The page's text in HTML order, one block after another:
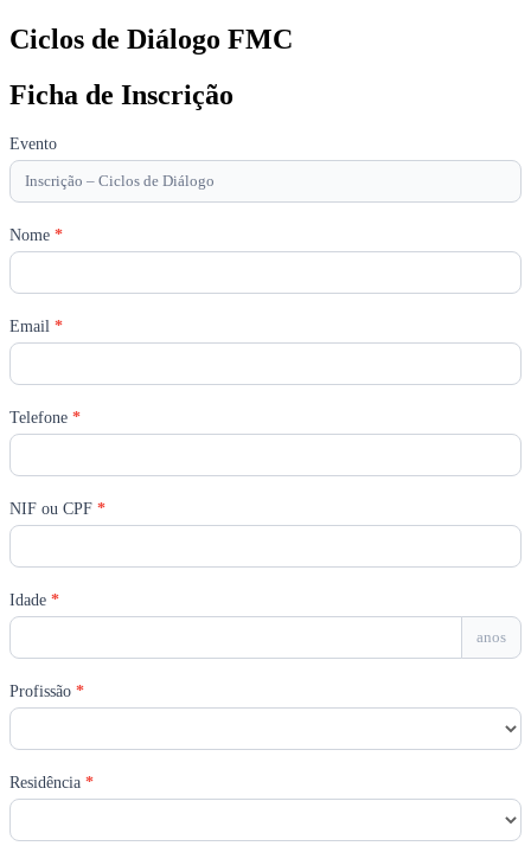
Ciclos de Diálogo FMC
Ficha de Inscrição
Ciclos
de
Diálogo
Evento
Nome *
Email *
Telefone *
NIF ou CPF *
Idade *
anos
Profissão *
Residência *